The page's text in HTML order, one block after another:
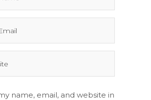
name, email, and website in